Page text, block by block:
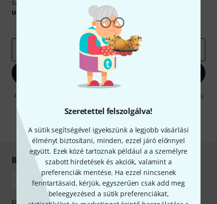
Szeretettel felszolgálva!
A sütik segítségével igyekszünk a legjobb vásárlási
élményt biztosítani, minden, ezzel járó előnnyel
együtt. Ezek közé tartoznak például a a személyre
szabott hirdetések és akciók, valamint a
preferenciák mentése. Ha ezzel nincsenek
fenntartásaid, kérjük, egyszerűen csak add meg
beleegyezésed a sütik preferenciákat,
szerencsével megnyerheted a
utalvány
Inspiráló gondolatok
Akciók
Bejelentkezés
A "Bejelentkezés" gombra kattintva elfogadja, hogy e-mailben küldjünk
információkat azdata protection guideline-ben talál.
* Kitöltés kötelező
Biztonságos vásárlás és fizetés